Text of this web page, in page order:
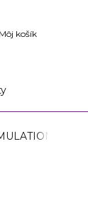
Môj košík